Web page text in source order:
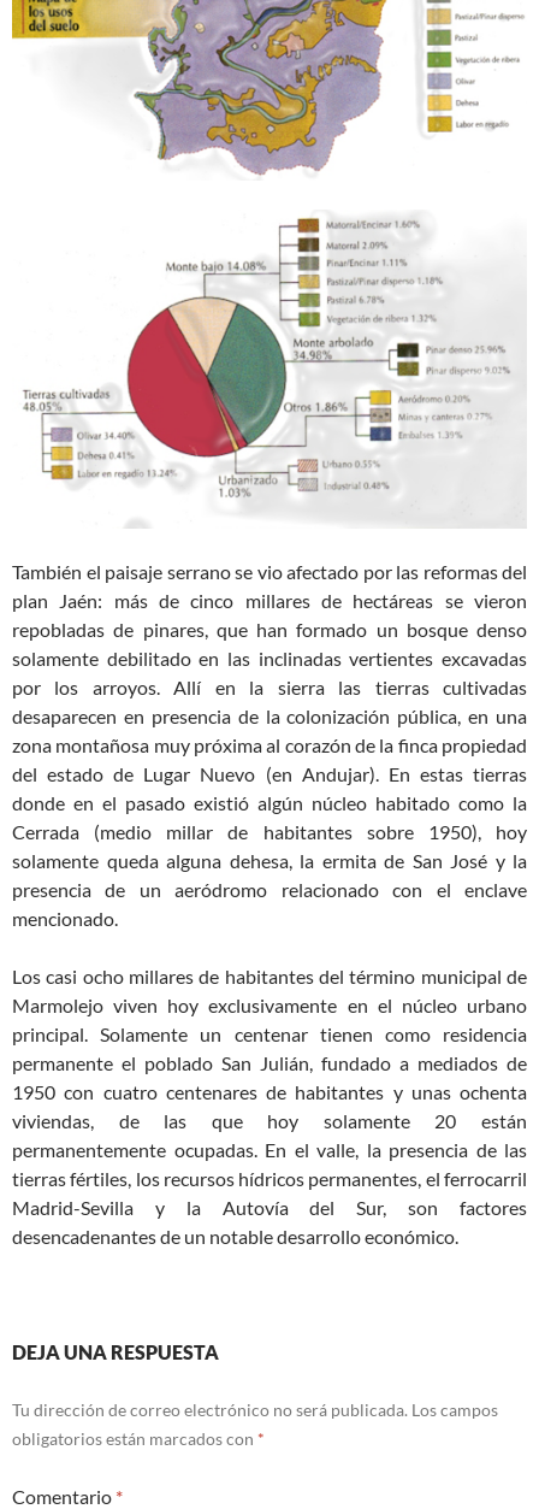
También el paisaje serrano se vio afectado por las reformas del
plan Jaén: más de cinco millares de hectáreas se vieron
repobladas de pinares, que han formado un bosque denso
solamente debilitado en las inclinadas vertientes excavadas
por los arroyos. Allí en la sierra las tierras cultivadas
desaparecen en presencia de la colonización pública, en una
zona montañosa muy próxima al corazón de la finca propiedad
del estado de Lugar Nuevo (en Andujar). En estas tierras
donde en el pasado existió algún núcleo habitado como la
Cerrada (medio millar de habitantes sobre 1950), hoy
solamente queda alguna dehesa, la ermita de San José y la
presencia de un aeródromo relacionado con el enclave
mencionado.
Los casi ocho millares de habitantes del término municipal de
Marmolejo viven hoy exclusivamente en el núcleo urbano
principal. Solamente un centenar tienen como residencia
permanente el poblado San Julián, fundado a mediados de
1950 con cuatro centenares de habitantes y unas ochenta
viviendas, de las que hoy solamente 20 están
permanentemente ocupadas. En el valle, la presencia de las
tierras fértiles, los recursos hídricos permanentes, el ferrocarril
Madrid-Sevilla y la Autovía del Sur, son factores
desencadenantes de un notable desarrollo económico.
DEJA UNA RESPUESTA
Tu dirección de correo electrónico no será publicada. Los campos
obligatorios están marcados con *
Comentario *